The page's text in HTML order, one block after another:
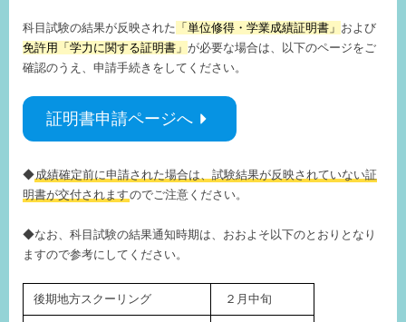
務
局
M.I
科目試験の結果が反映された 「単位修得・学業成績証明書」 および
免許用「学力に関する証明書」 が必要な場合は、以下のページをご
確認のうえ、申請手続きをしてください。
証明書申請ページへ
◆成績確定前に申請された場合は、試験結果が反映されていない証
明書が交付されますのでご注意ください。
◆なお、科目試験の結果通知時期は、おおよそ以下のとおりとなり
ますので参考にしてください。
後期地方スクーリング ２月中旬